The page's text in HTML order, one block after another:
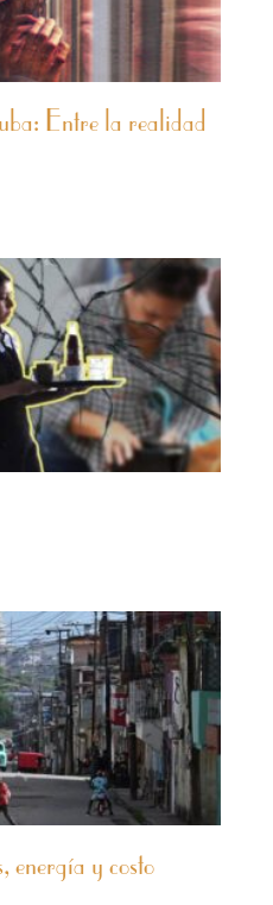
Entre la realidad
energía y costo